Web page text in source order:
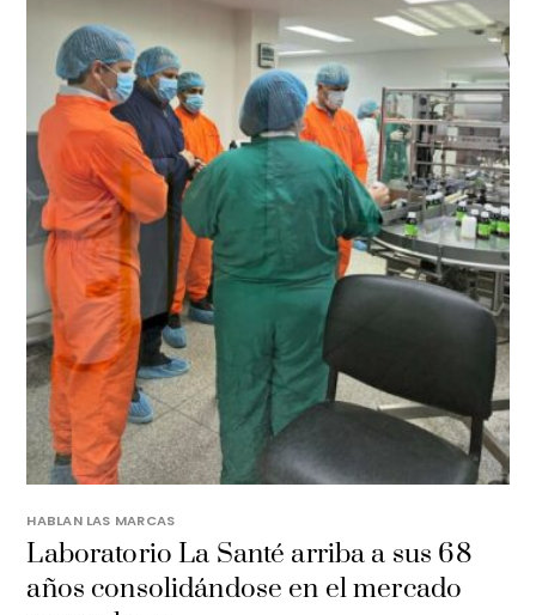
HABLAN LAS MARCAS
Laboratorio La Santé arriba a sus 68
años consolidándose en el mercado